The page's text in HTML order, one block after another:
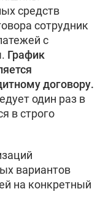
средств
сотрудник
с
График
договору.
один раз в
в строго
вариантов
на конкретный